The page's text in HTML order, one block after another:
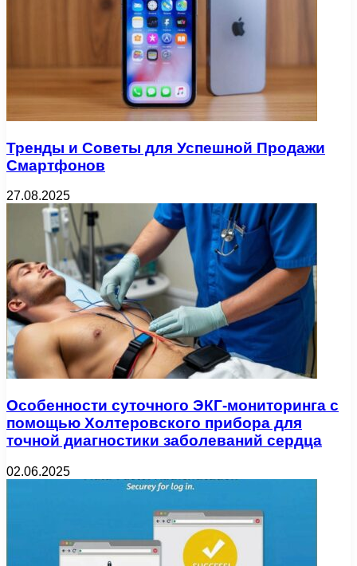
Тренды и Советы для Успешной Продажи
Смартфонов
27.08.2025
Особенности суточного ЭКГ-мониторинга с
помощью Холтеровского прибора для
точной диагностики заболеваний сердца
02.06.2025